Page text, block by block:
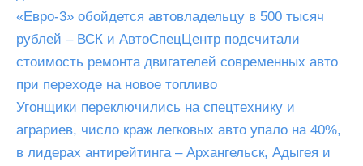
«Евро-3» обойдется автовладельцу в 500 тысяч
рублей – ВСК и АвтоСпецЦентр подсчитали
стоимость ремонта двигателей современных авто
при переходе на новое топливо
Угонщики переключились на спецтехнику и
аграриев, число краж легковых авто упало на 40%,
в лидерах антирейтинга – Архангельск, Адыгея и